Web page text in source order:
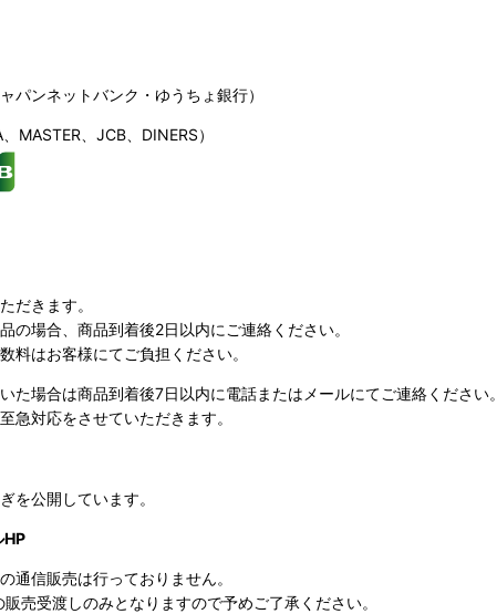
ンネットバンク・ゆうちょ銀行）
MASTER、JCB、DINERS）
だきます。
の場合、商品到着後2日以内にご連絡ください。
料はお客様にてご負担ください。
た場合は商品到着後7日以内に電話またはメールにてご連絡ください。
急対応をさせていただきます。
を公開しています。
HP
通信販売は行っておりません。
売受渡しのみとなりますので予めご了承ください。